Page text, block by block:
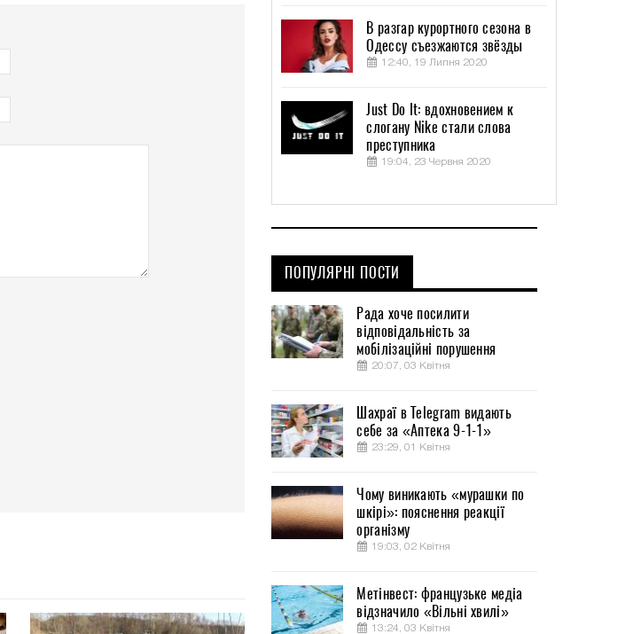
В разгар курортного сезона в
Одессу съезжаются звёзды
12:40, 19 Липня 2020
Just Do It: вдохновением к
слогану Nike стали слова
преступника
19:04, 23 Червня 2020
ПОПУЛЯРНІ ПОСТИ
Рада хоче посилити
відповідальність за
мобілізаційні порушення
20:07, 03 Квітня
Шахраї в Telegram видають
себе за «Аптека 9-1-1»
23:29, 01 Квітня
Чому виникають «мурашки по
шкірі»: пояснення реакції
організму
19:03, 02 Квітня
Метінвест: французьке медіа
відзначило «Вільні хвилі»
13:24, 03 Квітня